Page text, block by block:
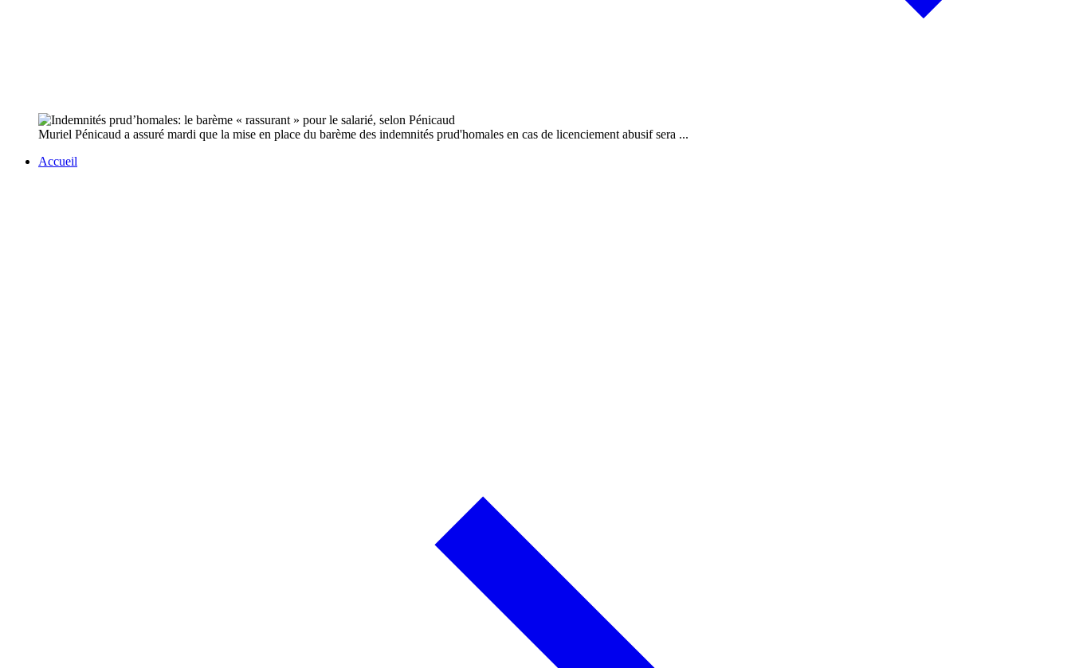
Muriel Pénicaud a assuré mardi que la mise en place du barème des indemnités prud'homales en cas de licenciement abusif sera ...
Accueil